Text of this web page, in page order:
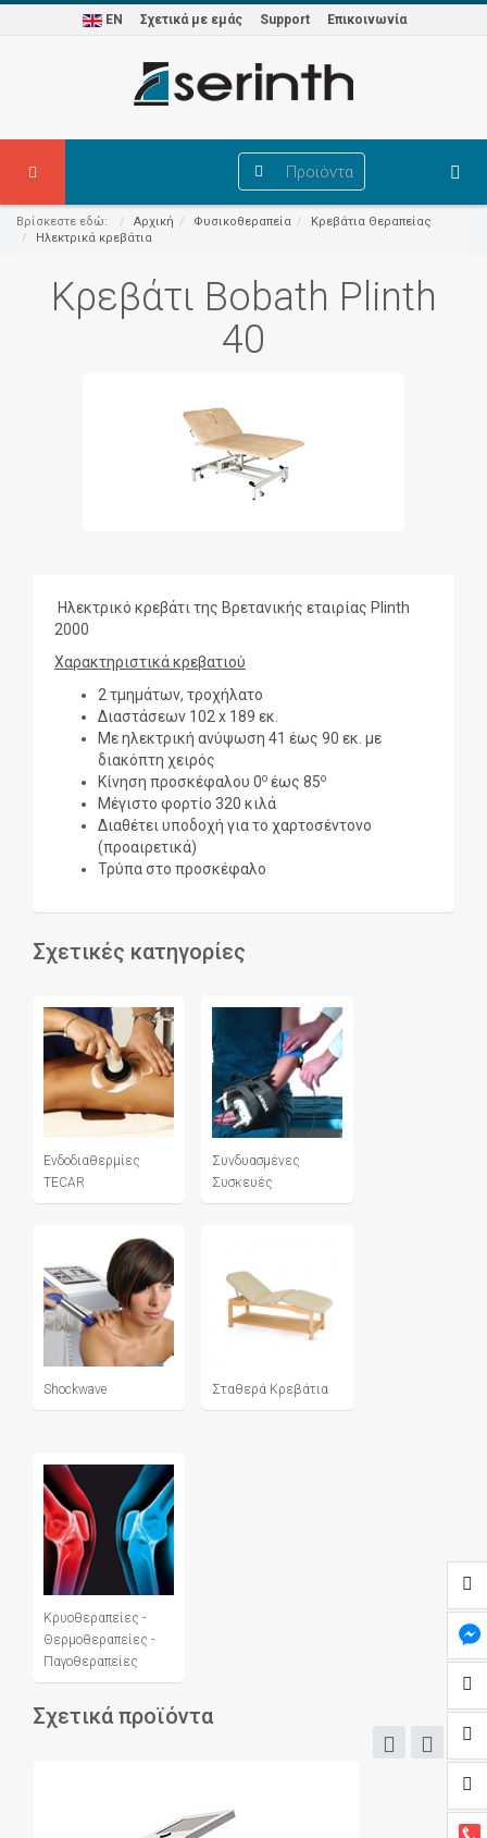
EN Σχετικά με εμάς Support Επικοινωνία
Προϊόντα
Βρίσκεστε εδώ: Αρχική Φυσικοθεραπεία
Κρεβάτια Θεραπείας
Ηλεκτρικά κρεβάτια
Κρεβάτι Bobath Plinth
40
Ηλεκτρικό κρεβάτι της Βρετανικής εταιρίας Plinth
2000
Χαρακτηριστικά κρεβατιού
2 τμημάτων, τροχήλατο
Διαστάσεων 102 x 189 εκ.
Με ηλεκτρική ανύψωση 41 έως 90 εκ. με
διακόπτη χειρός
Κίνηση προσκέφαλου 0ο έως 85ο
Μέγιστο φορτίο 320 κιλά
Διαθέτει υποδοχή για το χαρτοσέντονο
(προαιρετικά)
Τρύπα στο προσκέφαλο
Σχετικές κατηγορίες
Ενδοδιαθερμίες
TECAR
Συνδυασμένες
Συσκευές
Shockwave Σταθερά Κρεβάτια
Κρυοθεραπείες -
Θερμοθεραπείες -
Παγοθεραπείες
Σχετικά προϊόντα